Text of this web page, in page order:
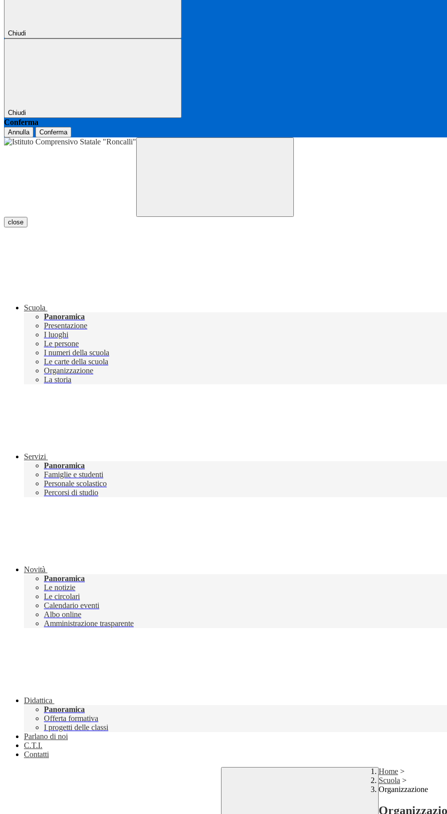
Chiudi
Chiudi
Conferma
Annulla Conferma
close
Scuola
Panoramica
Presentazione
I luoghi
Le persone
I numeri della scuola
Le carte della scuola
Organizzazione
La storia
Servizi
Panoramica
Famiglie e studenti
Personale scolastico
Percorsi di studio
Novità
Panoramica
Le notizie
Le circolari
Calendario eventi
Albo online
Amministrazione trasparente
Didattica
Panoramica
Offerta formativa
I progetti delle classi
Parlano di noi
C.T.I.
Contatti
Home >
Scuola >
Organizzazione